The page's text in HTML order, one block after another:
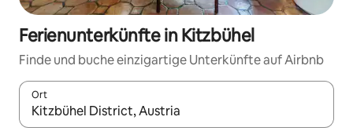
Ferienunterkünfte in Kitzbühel
Finde und buche einzigartige Unterkünfte auf Airbnb
Ort
Wenn Ergebnisse verfügbar sind, navigiere mit den